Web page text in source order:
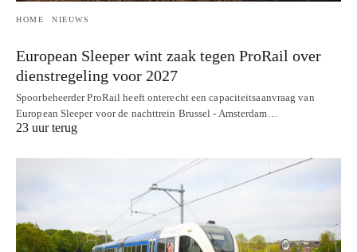
HOME NIEUWS
European Sleeper wint zaak tegen ProRail over
dienstregeling voor 2027
Spoorbeheerder ProRail heeft onterecht een capaciteitsaanvraag van
European Sleeper voor de nachttrein Brussel - Amsterdam…
23 uur terug